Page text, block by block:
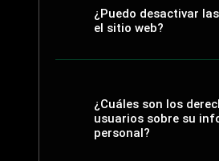
¿Puedo desactivar
el sitio web?
¿Cuáles son los
usuarios sobre su
personal?